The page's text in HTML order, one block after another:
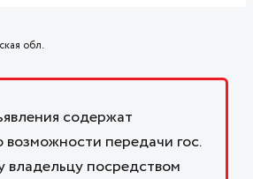
обл.
содержат
передачи гос.
владельцу посредством